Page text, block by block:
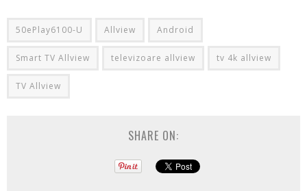
50ePlay6100-U Allview Android
Smart TV Allview televizoare allview tv 4k allview
TV Allview
SHARE ON: